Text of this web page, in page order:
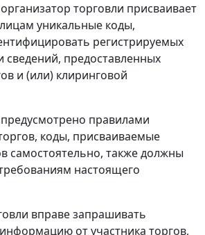
торговли присваивает
уникальные коды,
регистрируемых
сведений, предоставленных
и (или) клиринговой
предусмотрено правилами
коды, присваиваемые
самостоятельно, также должны
настоящего
вправе запрашивать
от участника торгов,